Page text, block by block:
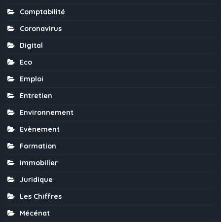
Comptabilité
Coronavirus
Digital
Eco
Emploi
Entretien
Environnement
Evènement
Formation
Immobilier
Juridique
Les Chiffres
Mécénat